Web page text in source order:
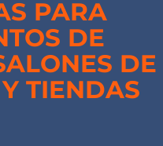
PARA
DE
DE
TIENDAS